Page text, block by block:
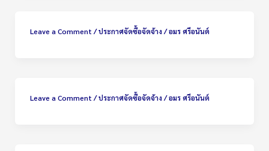
Leave a Comment /ประกาศจัดซื้อจัดจ้าง /อมร ศรีอนันต์
Leave a Comment /ประกาศจัดซื้อจัดจ้าง /อมร ศรีอนันต์